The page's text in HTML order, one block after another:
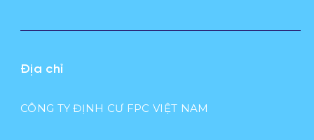
Địa chỉ
CÔNG TY ĐỊNH CƯ FPC VIỆT NAM